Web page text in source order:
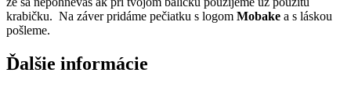
krabičku. Na záver pridáme pečiatku s logom Mobake a s láskou
pošleme.
Ďalšie informácie